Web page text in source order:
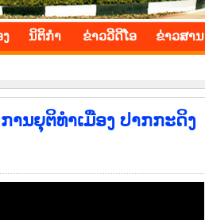
ງ ນິ​ຕິ​ກຳ ຂ່າວ​ວີ​ດີ​ໂອ ​ຂ່າວ​ສານ
ນຍຸຕິທຳເມືອງ ປາກກະດິງ